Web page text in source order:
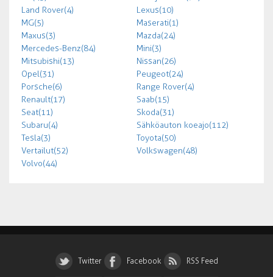
Land Rover (4)
Lexus (10)
MG (5)
Maserati (1)
Maxus (3)
Mazda (24)
Mercedes-Benz (84)
Mini (3)
Mitsubishi (13)
Nissan (26)
Opel (31)
Peugeot (24)
Porsche (6)
Range Rover (4)
Renault (17)
Saab (15)
Seat (11)
Skoda (31)
Subaru (4)
Sähköauton koeajo (112)
Tesla (3)
Toyota (50)
Vertailut (52)
Volkswagen (48)
Volvo (44)
Twitter Facebook RSS Feed